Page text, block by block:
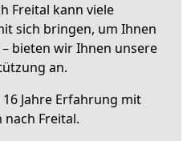
Freital kann viele
sich bringen, um Ihnen
bieten wir Ihnen unsere
an.
Jahre Erfahrung mit
nach Freital.